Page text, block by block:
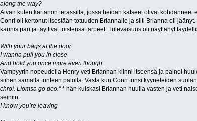
along the way?
Aivan kuten kartanon terassilla, jossa heidän katseet olivat
Conri oli kertonut itsestään totuuden Briannalle ja silti Brianna oli
kaunis pari ja täyttivät toistensa tarpeet. Tulevaisuus oli näyttänyt
With your bags at the door
I wanna pull you in close
And hold you once more even though
Vampyyrin nopeudella Henry veti Briannan kiinni itseensä ja painoi
siihen samalla tunteen palolla. Vasta kun Conri tunsi kyyneleiden
chroí. Líomsa go deo."* hän kuiskasi Briannan huulia vasten ja veti
seiniin.
I know you’re leaving